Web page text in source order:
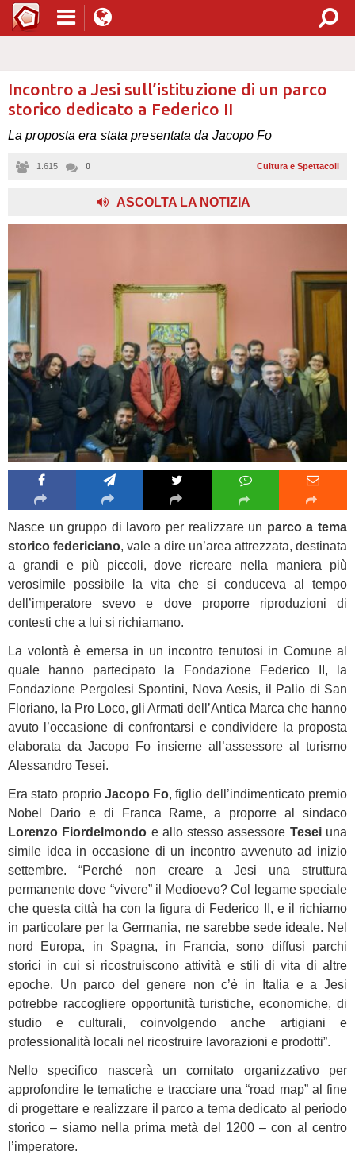
Incontro a Jesi sull’istituzione di un parco
storico dedicato a Federico II
La proposta era stata presentata da Jacopo Fo
1.615 0 Cultura e Spettacoli
ASCOLTA LA NOTIZIA
Nasce un gruppo di lavoro per realizzare un parco a tema
storico federiciano, vale a dire un’area attrezzata, destinata
a grandi e più piccoli, dove ricreare nella maniera più
verosimile possibile la vita che si conduceva al tempo
dell’imperatore svevo e dove proporre riproduzioni di
contesti che a lui si richiamano.
La volontà è emersa in un incontro tenutosi in Comune al
quale hanno partecipato la Fondazione Federico II, la
Fondazione Pergolesi Spontini, Nova Aesis, il Palio di San
Floriano, la Pro Loco, gli Armati dell’Antica Marca che hanno
avuto l’occasione di confrontarsi e condividere la proposta
elaborata da Jacopo Fo insieme all’assessore al turismo
Alessandro Tesei.
Era stato proprio Jacopo Fo, figlio dell’indimenticato premio
Nobel Dario e di Franca Rame, a proporre al sindaco
Lorenzo Fiordelmondo e allo stesso assessore Teseiuna
simile idea in occasione di un incontro avvenuto ad inizio
settembre. “Perché non creare a Jesi una struttura
permanente dove “vivere” il Medioevo? Col legame speciale
che questa città ha con la figura di Federico II, e il richiamo
in particolare per la Germania, ne sarebbe sede ideale. Nel
nord Europa, in Spagna, in Francia, sono diffusi parchi
storici in cui si ricostruiscono attività e stili di vita di altre
epoche. Un parco del genere non c’è in Italia e a Jesi
potrebbe raccogliere opportunità turistiche, economiche, di
studio e culturali, coinvolgendo anche artigiani e
professionalità locali nel ricostruire lavorazioni e prodotti”.
Nello specifico nascerà un comitato organizzativo per
approfondire le tematiche e tracciare una “road map” al fine
di progettare e realizzare il parco a tema dedicato al periodo
storico – siamo nella prima metà del 1200 – con al centro
l’imperatore.